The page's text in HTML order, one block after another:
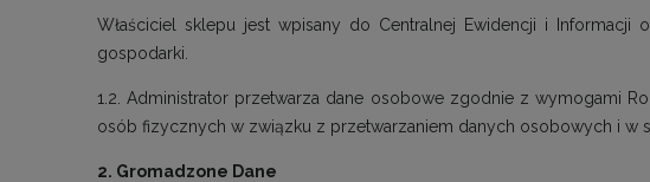
Właściciel sklepu jest wpisany do Centralnej Ewidencji i
gospodarki.
1.2. Administrator przetwarza dane osobowe zgodnie z wymogami
osób fizycznych w związku z przetwarzaniem danych osobowych i w
2. Gromadzone Dane